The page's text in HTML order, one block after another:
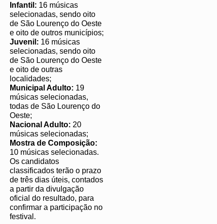
Infantil: 16 músicas
selecionadas, sendo oito
de São Lourenço do Oeste
e oito de outros municípios;
Juvenil: 16 músicas
selecionadas, sendo oito
de São Lourenço do Oeste
e oito de outras
localidades;
Municipal Adulto: 19
músicas selecionadas,
todas de São Lourenço do
Oeste;
Nacional Adulto: 20
músicas selecionadas;
Mostra de Composição:
10 músicas selecionadas.
Os candidatos
classificados terão o prazo
de três dias úteis, contados
a partir da divulgação
oficial do resultado, para
confirmar a participação no
festival.